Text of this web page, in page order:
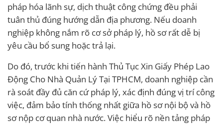
pháp hóa lãnh sự, dịch thuật công chứng đều phải
tuân thủ đúng hướng dẫn địa phương. Nếu doanh
nghiệp không nắm rõ cơ sở pháp lý, hồ sơ rất dễ bị
yêu cầu bổ sung hoặc trả lại.
Do đó, trước khi tiến hành Thủ Tục Xin Giấy Phép Lao
Động Cho Nhà Quản Lý Tại TPHCM, doanh nghiệp cần
rà soát đầy đủ căn cứ pháp lý, xác định đúng vị trí công
việc, đảm bảo tính thống nhất giữa hồ sơ nội bộ và hồ
sơ nộp cơ quan nhà nước. Việc hiểu rõ nền tảng pháp